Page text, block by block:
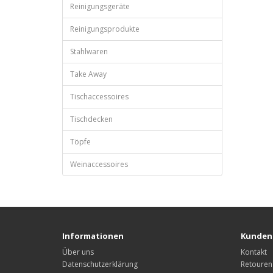
Reinigungsgeräte
Reinigungsprodukte
Stahlwaren
Take Away
Tischaccessoires
Tischdecken
Töpfe
Weinaccessoires
Informationen
Über uns
Datenschutzerklärung
Kontakt
Retouren